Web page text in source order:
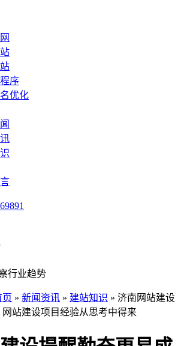
序
优化
行业趋势
页 » 新闻资讯 » 建站知识 » 济南网站建设
站建设项目经验从思考中得来